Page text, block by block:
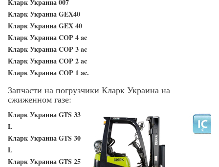
Кларк Украина 007
Кларк Украина GEX40
Кларк Украина GEX 40
Кларк Украина COP 4 ac
Кларк Украина COP 3 ac
Кларк Украина COP 2 ac
Кларк Украина COP 1 ac.
Запчасти на погрузчики Кларк Украина на
сжиженном газе:
Кларк Украина GTS 33
L
Кларк Украина GTS 30
L
Кларк Украина GTS 25